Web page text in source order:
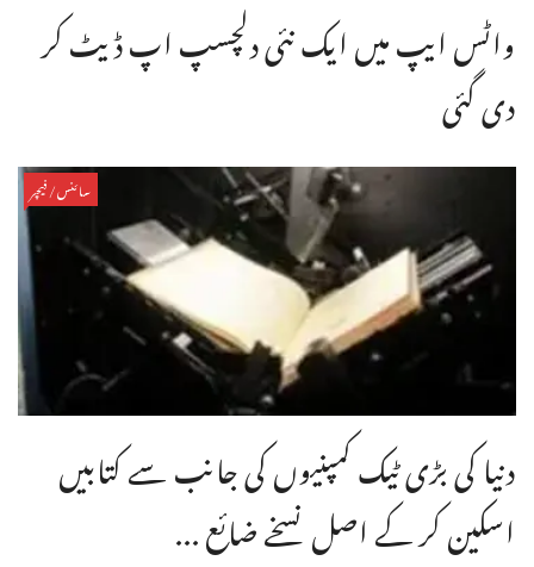
واٹس ایپ میں ایک نئی دلچسپ اپ ڈیٹ کر
دی گئی
سائنس/فیچر
دنیا کی بڑی ٹیک کمپنیوں کی جانب سے کتابیں
اسکین کر کے اصل نسخے ضائع ...